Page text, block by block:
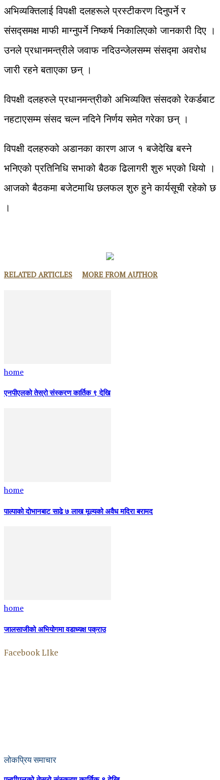
अभिव्यक्तिलाई विपक्षी दलहरूले प्रस्टीकरण दिनुपर्ने र
संसद्समक्ष माफी माग्नुपर्ने निष्कर्ष निकालिएको जानकारी दिए ।
उनले प्रधानमन्त्रीले जवाफ नदिउन्जेलसम्म संसद्‍मा अवरोध
जारी रहने बताएका छन् ।
विपक्षी दलहरुले प्रधानमन्त्रीको अभिव्यक्ति संसदको रेकर्डबाट
नहटाएसम्म संसद चल्न नदिने निर्णय समेत गरेका छन् ।
विपक्षी दलहरुको अडानका कारण आज १ बजेदेखि बस्ने
भनिएको प्रतिनिधि सभाको बैठक ढिलागरी शुरु भएको थियो ।
आजको बैठकमा बजेटमाथि छलफल शुरु हुने कार्यसूची रहेको छ
।
RELATED ARTICLES MORE FROM AUTHOR
home
एनपीएलको तेस्रो संस्करण कार्तिक ९ देखि
home
पाल्पाकाे दाेभानबाट साढे ७ लाख मूल्यको अवैध मदिरा बरामद
home
जालसाजीको अभियोगमा वडाध्यक्ष पक्राउ
Facebook LIke
लोकप्रिय समाचार